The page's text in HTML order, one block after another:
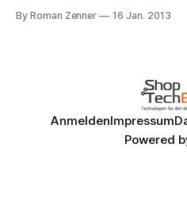
Wikipedia-Anleihen zeigt: ich
By Roman Zenner 16 Jan. 2013
AnmeldenImpressum
Powered